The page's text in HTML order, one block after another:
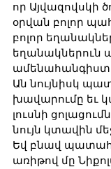
որ Այվազովսկի
օրվան բոլոր
բոլոր
եղանակներուն
ամենահանգիստ
Ան նույնիսկ
խավարումը եւ
լուսնի
նույն կտավին
Եվ բնավ
առիթով մը